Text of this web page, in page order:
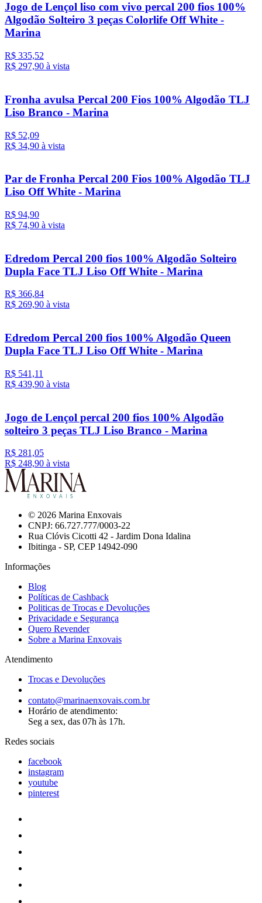
Jogo de Lençol liso com vivo percal 200 fios 100%
Algodão Solteiro 3 peças Colorlife Off White -
Marina
R$ 335,52
R$ 297,90 à vista
Fronha avulsa Percal 200 Fios 100% Algodão TLJ
Liso Branco - Marina
R$ 52,09
R$ 34,90 à vista
Par de Fronha Percal 200 Fios 100% Algodão TLJ
Liso Off White - Marina
R$ 94,90
R$ 74,90 à vista
Edredom Percal 200 fios 100% Algodão Solteiro
Dupla Face TLJ Liso Off White - Marina
R$ 366,84
R$ 269,90 à vista
Edredom Percal 200 fios 100% Algodão Queen
Dupla Face TLJ Liso Off White - Marina
R$ 541,11
R$ 439,90 à vista
Jogo de Lençol percal 200 fios 100% Algodão
solteiro 3 peças TLJ Liso Branco - Marina
R$ 281,05
R$ 248,90 à vista
© 2026 Marina Enxovais
CNPJ: 66.727.777/0003-22
Rua Clóvis Cicotti 42 - Jardim Dona Idalina
Ibitinga - SP, CEP 14942-090
Informações
Blog
Políticas de Cashback
Politicas de Trocas e Devoluções
Privacidade e Segurança
Quero Revender
Sobre a Marina Enxovais
Atendimento
Trocas e Devoluções
contato@marinaenxovais.com.br
Horário de atendimento:
Seg a sex, das 07h às 17h.
Redes sociais
facebook
instagram
youtube
pinterest